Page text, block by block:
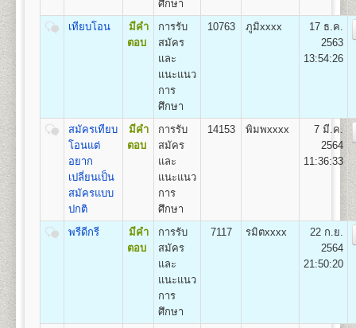
มหาวิทยาลัยรามคำแหงเปิดสอนระดับปริญญาตรี ใน 4
คณะ/สาขาวิชาในส่วนภูมิภาค
สาขาวิทยบริการเฉลิมพระเกียรต 23 จังหวัด 41 ศูนย์
สาขาวิชานิติศาสตร์
คณะบริหารธุรกิจสาขาวิชาการจัดการ
คณะสื่อสารมวลชนสาขาวิชานิเทศศาสตร์และ
สื่อดิจิทัล
คณะรัฐศาสตร์
กลุ่มวิชาเอก การบริหารรัฐกิจ
http://www.regis.ru.ac.th/index.php/curriculum/2014-
02-19-06-53-52
ศึกษา
เทียบโอน
มีคำ
ตอบ
การรับ
สมัคร
และ
แนะแนว
การ
ศึกษา
10763 ภูมิxxxx
17 ธ.ค.
2563
13:54:26
สมัครเทียบ
โอนแต่
อยาก
เปลี่ยนเป็น
สมัครแบบ
ปกติ
มีคำ
ตอบ
การรับ
สมัคร
และ
แนะแนว
การ
ศึกษา
14153 พิมพxxxx
7 มี.ค.
2564
11:36:33
พรีดีกรี
มีคำ
ตอบ
การรับ
สมัคร
และ
แนะแนว
การ
ศึกษา
7117 รมิตxxxx
22 ก.ย.
2564
21:50:20